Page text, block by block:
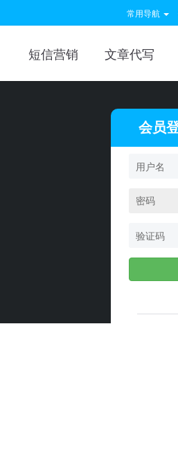
常用导航
短信营销 文章代写
会员